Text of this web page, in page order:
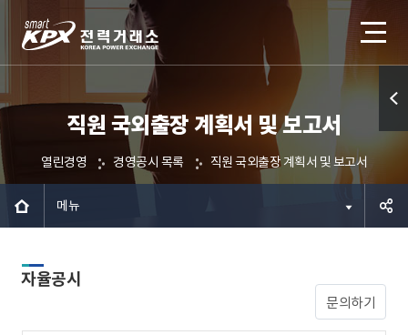
직원 국외출장 계획서 및 보고서
열린경영 경영공시 목록 직원 국외출장 계획서 및 보고서
메뉴
기
문의하기
자율공시